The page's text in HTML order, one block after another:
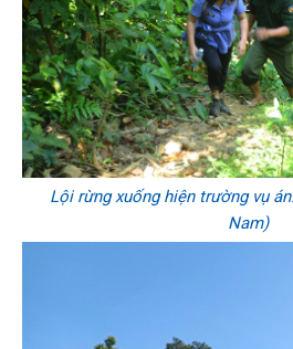
Lội rừng xuống hiện trường vụ
Nam)